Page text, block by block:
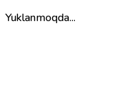
Yuklanmoqda...